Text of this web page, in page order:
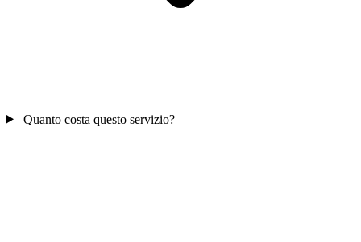
Quanto costa questo servizio?